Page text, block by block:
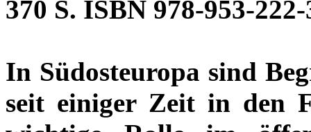
370 S. ISBN 978-953-
In Südosteuropa sind
seit einiger Zeit in den